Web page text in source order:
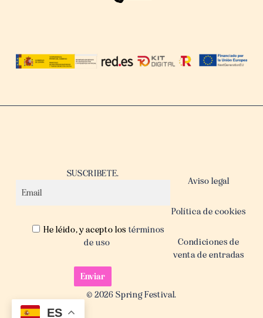
SUSCRIBETE.
He léido, y acepto los términos
de uso
Aviso legal
Política de cookies
Condiciones de
venta de entradas
© 2026 Spring Festival.
ES